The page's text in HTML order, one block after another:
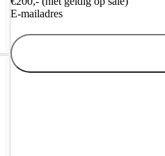
E-mailadres